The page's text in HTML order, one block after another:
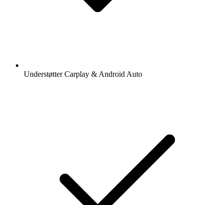
Understøtter Carplay & Android Auto